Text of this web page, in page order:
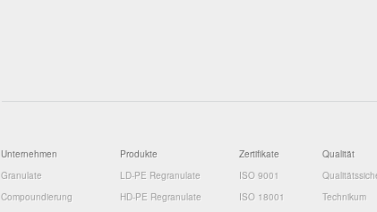
Unternehmen
Granulate
Compoundierung
Produkte
LD-PE Regranulate
HD-PE Regranulate
Zertifikate
ISO 9001
ISO 18001
Qualität
Technikum